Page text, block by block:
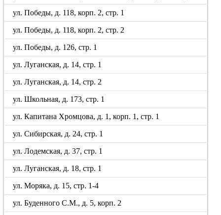
ул. Победы, д. 118, корп. 2, стр. 1
ул. Победы, д. 118, корп. 2, стр. 2
ул. Победы, д. 126, стр. 1
ул. Луганская, д. 14, стр. 1
ул. Луганская, д. 14, стр. 2
ул. Школьная, д. 173, стр. 1
ул. Капитана Хромцова, д. 1, корп. 1, стр. 1
ул. Сибирская, д. 24, стр. 1
ул. Лодемская, д. 37, стр. 1
ул. Луганская, д. 18, стр. 1
ул. Моряка, д. 15, стр. 1-4
ул. Буденного С.М., д. 5, корп. 2